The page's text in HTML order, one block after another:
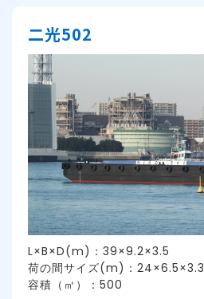
二光502
L×B×D(m)：39×9.2×3.5
荷の間サイズ(m)：24×6.5×3.3
容積（㎥）：500